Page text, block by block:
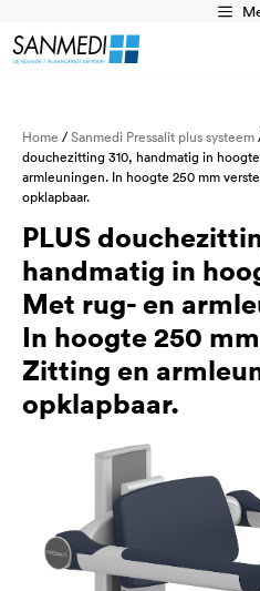
naar
de
Home /Sanmedi Pressalit plus systeem
douchezitting 310, handmatig in
armleuningen. In hoogte 250 mm
opklapbaar.
PLUS
handmatig in
Met rug- en
In hoogte 250
Zitting en
opklapbaar.